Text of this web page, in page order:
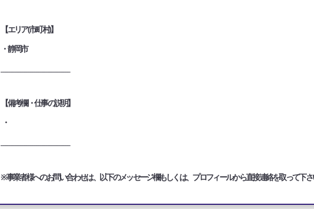
【エリア(市町村)】
・静岡市
【備考欄・仕事の説明】
・
※事業者様へのお問い合わせは、以下のメッセージ欄もしくは、プロフィールから直接連絡を取って下